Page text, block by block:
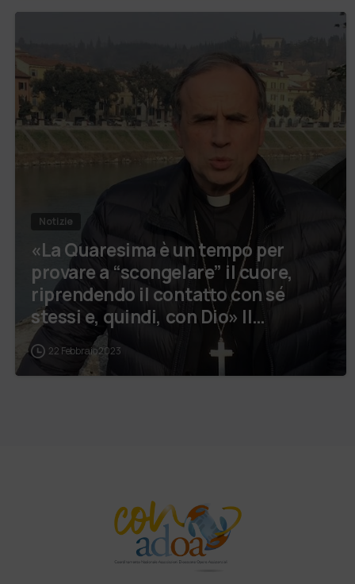
Notizie
«La Quaresima è un tempo per
provare a “scongelare” il cuore,
riprendendo il contatto con sé
stessi e, quindi, con Dio» Il
videomessaggio…
22 Febbraio 2023